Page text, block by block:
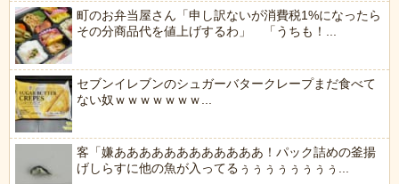
町のお弁当屋さん「申し訳ないが消費税1%になったら
その分商品代を値上げするわ」 「うちも！...
セブンイレブンのシュガーバタークレープまだ食べて
ない奴ｗｗｗｗｗｗｗ...
客「嫌ああああああああああああ！パック詰めの釜揚
げしらすに他の魚が入ってるぅぅぅぅぅぅぅぅ...